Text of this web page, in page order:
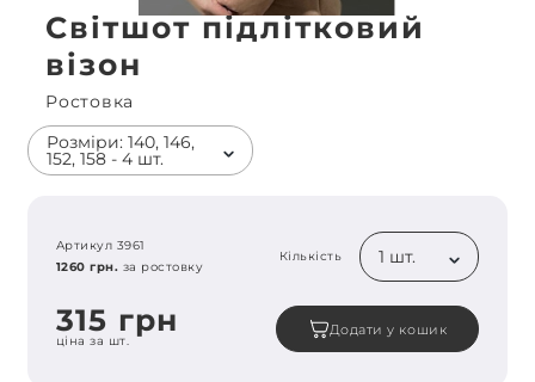
Світшот підлітковий
візон
Ростовка
Розміри: 140, 146,
152, 158 - 4 шт.
Артикул 3961
1260 грн. за ростовку
Кількість 1 шт.
315 грн
ціна за шт.
Додати у кошик